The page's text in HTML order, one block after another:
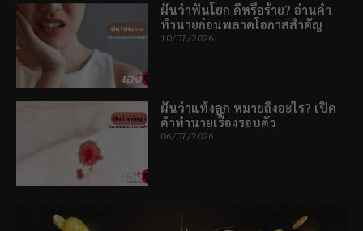
ฝันว่าฟันโยก ดีหรือร้าย? อ่านคำ
ทำนายก่อนพลาดโอกาสสำคัญ
10/07/2026
ฝันว่าแท้งลูก หมายถึงอะไร? เปิด
คำทำนายเรื่องรอบตัว
06/07/2026